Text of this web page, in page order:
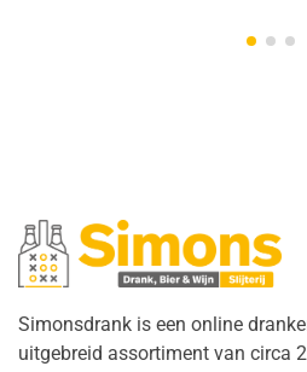
Simonsdrank is een online
uitgebreid assortiment van circa